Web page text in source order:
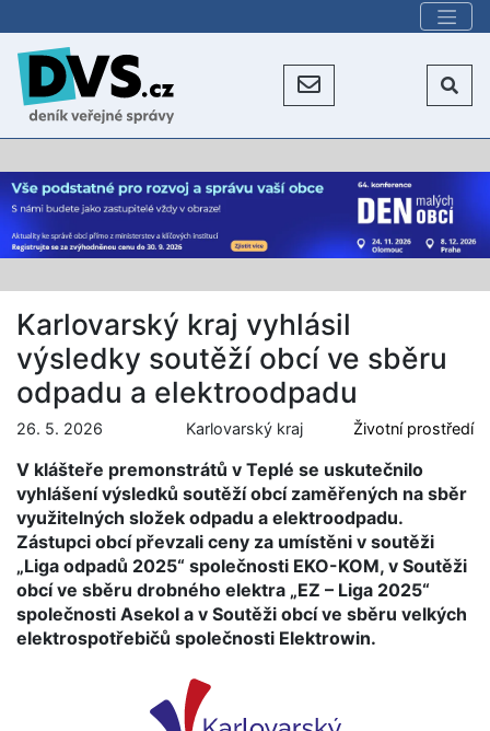
Karlovarský kraj vyhlásil
výsledky soutěží obcí ve sběru
odpadu a elektroodpadu
26. 5. 2026 Karlovarský kraj Životní prostředí
V klášteře premonstrátů v Teplé se uskutečnilo
vyhlášení výsledků soutěží obcí zaměřených na sběr
využitelných složek odpadu a elektroodpadu.
Zástupci obcí převzali ceny za umístěni v soutěži
„Liga odpadů 2025“ společnosti EKO-KOM, v Soutěži
obcí ve sběru drobného elektra „EZ – Liga 2025“
společnosti Asekol a v Soutěži obcí ve sběru velkých
elektrospotřebičů společnosti Elektrowin.